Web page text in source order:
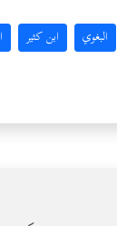
البغوي ابن كثير